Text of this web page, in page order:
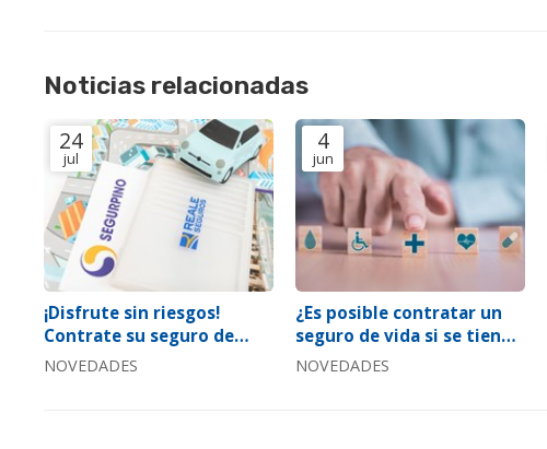
Noticias relacionadas
24
jul
¡Disfrute sin riesgos!
Contrate su seguro de
coche con nosotros
NOVEDADES
4
jun
¿Es posible contratar un
seguro de vida si se tiene
una enfermedad?
NOVEDADES